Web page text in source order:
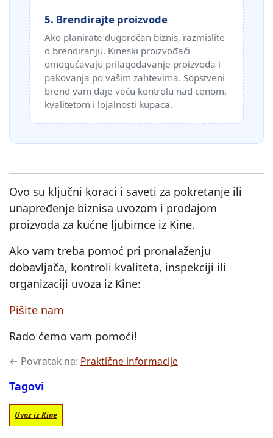
5. Brendirajte proizvode
Ako planirate dugoročan biznis, razmislite
o brendiranju. Kineski proizvođači
omogućavaju prilagođavanje proizvoda i
pakovanja po vašim zahtevima. Sopstveni
brend vam daje veću kontrolu nad cenom,
kvalitetom i lojalnosti kupaca.
Ovo su ključni koraci i saveti za pokretanje ili
unapređenje biznisa uvozom i prodajom
proizvoda za kućne ljubimce iz Kine.
Ako vam treba pomoć pri pronalaženju
dobavljača, kontroli kvaliteta, inspekciji ili
organizaciji uvoza iz Kine:
Pišite nam
Rado ćemo vam pomoći!
← Povratak na: Praktične informacije
Tagovi
Uvoz iz Kine